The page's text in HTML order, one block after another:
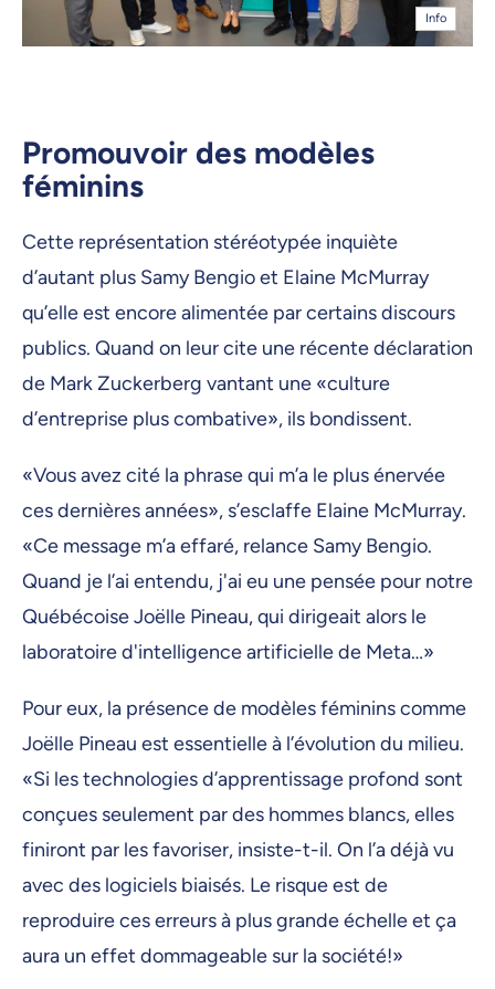
Info
Promouvoir des modèles
féminins
Cette représentation stéréotypée inquiète
d’autant plus Samy Bengio et Elaine McMurray
qu’elle est encore alimentée par certains discours
publics. Quand on leur cite une récente déclaration
de Mark Zuckerberg vantant une «culture
d’entreprise plus combative», ils bondissent.
«Vous avez cité la phrase qui m’a le plus énervée
ces dernières années», s’esclaffe Elaine McMurray.
«Ce message m’a effaré, relance Samy Bengio.
Quand je l’ai entendu, j'ai eu une pensée pour notre
Québécoise Joëlle Pineau, qui dirigeait alors le
laboratoire d'intelligence artificielle de Meta…»
Pour eux, la présence de modèles féminins comme
Joëlle Pineau est essentielle à l’évolution du milieu.
«Si les technologies d’apprentissage profond sont
conçues seulement par des hommes blancs, elles
finiront par les favoriser, insiste-t-il. On l’a déjà vu
avec des logiciels biaisés. Le risque est de
reproduire ces erreurs à plus grande échelle et ça
aura un effet dommageable sur la société!»